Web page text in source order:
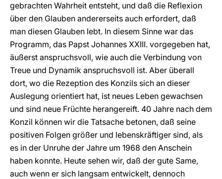
gebrachten Wahrheit entsteht, und daß die Reflexion
über den Glauben andererseits auch erfordert, daß
man diesen Glauben lebt. In diesem Sinne war das
Programm, das Papst Johannes XXIII. vorgegeben hat,
äußerst anspruchsvoll, wie auch die Verbindung von
Treue und Dynamik anspruchsvoll ist. Aber überall
dort, wo die Rezeption des Konzils sich an dieser
Auslegung orientiert hat, ist neues Leben gewachsen
und sind neue Früchte herangereift. 40 Jahre nach dem
Konzil können wir die Tatsache betonen, daß seine
positiven Folgen größer und lebenskräftiger sind, als
es in der Unruhe der Jahre um 1968 den Anschein
haben konnte. Heute sehen wir, daß der gute Same,
auch wenn er sich langsam entwickelt, dennoch